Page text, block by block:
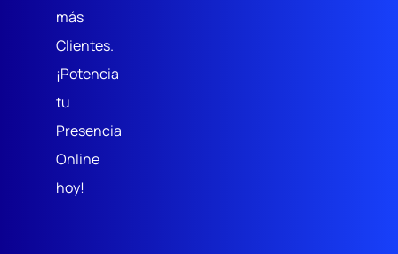
más
Clientes.
¡Potencia
tu
Presencia
Online
hoy!